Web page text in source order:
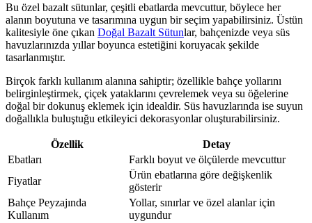
Bu özel bazalt sütunlar, çeşitli ebatlarda mevcuttur, böylece her
alanın boyutuna ve tasarımına uygun bir seçim yapabilirsiniz. Üstün
kalitesiyle öne çıkan Doğal Bazalt Sütunlar, bahçenizde veya süs
havuzlarınızda yıllar boyunca estetiğini koruyacak şekilde
tasarlanmıştır.
Birçok farklı kullanım alanına sahiptir; özellikle bahçe yollarını
belirginleştirmek, çiçek yataklarını çevrelemek veya su öğelerine
doğal bir dokunuş eklemek için idealdir. Süs havuzlarında ise suyun
doğallıkla buluştuğu etkileyici dekorasyonlar oluşturabilirsiniz.
Özellik
Detay
Ebatları
Farklı boyut ve ölçülerde mevcuttur
Fiyatlar
Ürün ebatlarına göre değişkenlik
gösterir
Bahçe Peyzajında
Kullanım
Yollar, sınırlar ve özel alanlar için
uygundur